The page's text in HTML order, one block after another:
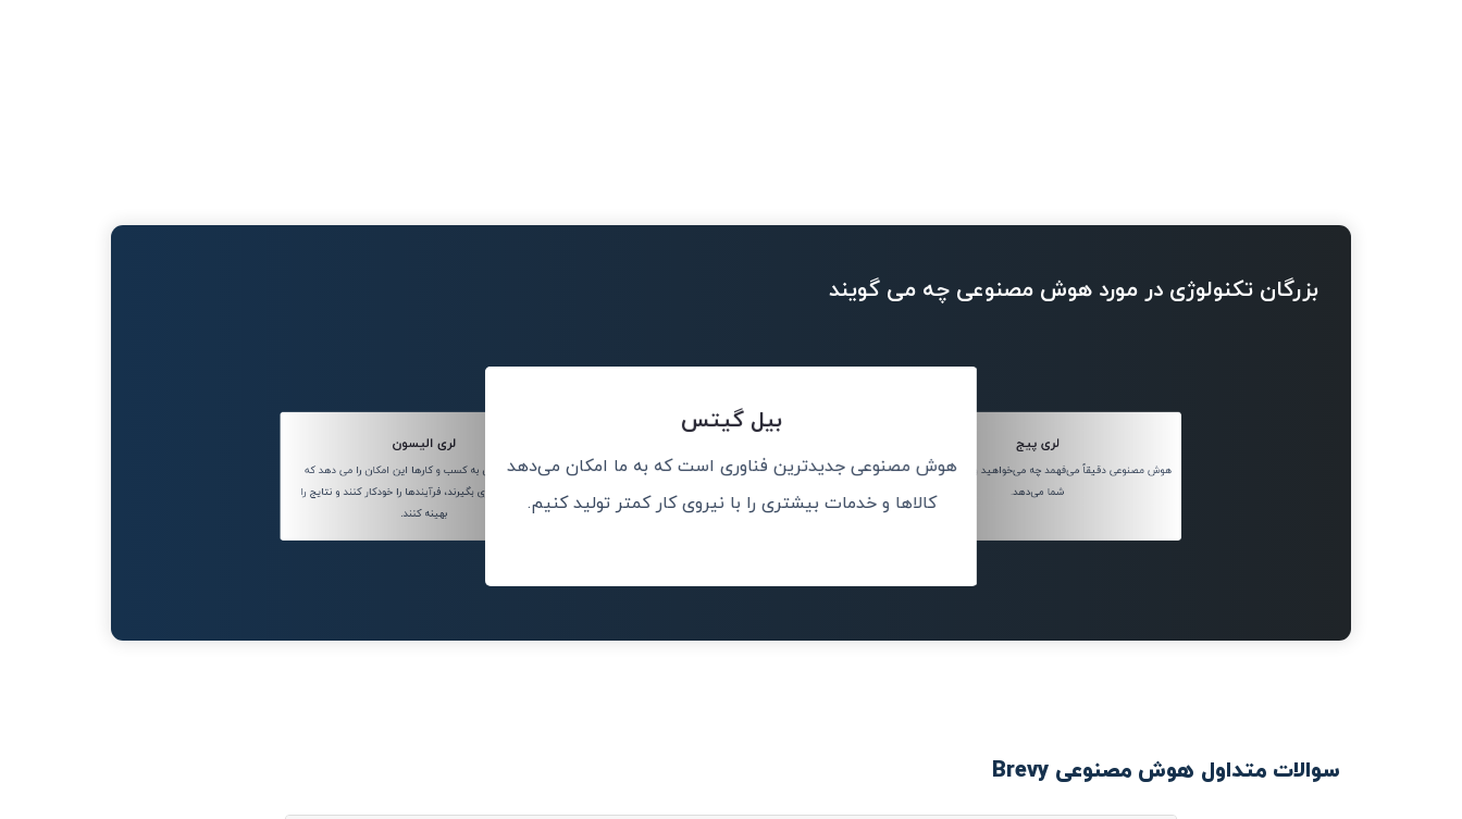
بزرگان تکنولوژی در مورد هوش مصنوعی چه می گویند
لری پیج
هوش مصنوعی دقیقاً می‌فهمد چه می‌خواهید و چیز درست را به
شما می‌دهد.
بیل گیتس
هوش مصنوعی جدیدترین فناوری است که به ما امکان می‌دهد
کالاها و خدمات بیشتری را با نیروی کار کمتر تولید کنیم.
لری الیسون
هوش مصنوعی به کسب و کارها این امکان را می دهد که
تصمیمات بهتری بگیرند، فرآیندها را خودکار کنند و نتایج را
بهینه کنند.
سوالات متداول هوش مصنوعی Brevy